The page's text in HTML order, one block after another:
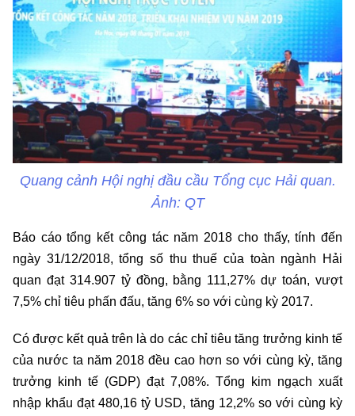
Quang cảnh Hội nghị đầu cầu Tổng cục Hải quan.
Ảnh: QT
Báo cáo tổng kết công tác năm 2018 cho thấy, tính đến
ngày 31/12/2018, tổng số thu thuế của toàn ngành Hải
quan đạt 314.907 tỷ đồng, bằng 111,27% dự toán, vượt
7,5% chỉ tiêu phấn đấu, tăng 6% so với cùng kỳ 2017.
Có được kết quả trên là do các chỉ tiêu tăng trưởng kinh tế
của nước ta năm 2018 đều cao hơn so với cùng kỳ, tăng
trưởng kinh tế (GDP) đạt 7,08%. Tổng kim ngạch xuất
nhập khẩu đạt 480,16 tỷ USD, tăng 12,2% so với cùng kỳ